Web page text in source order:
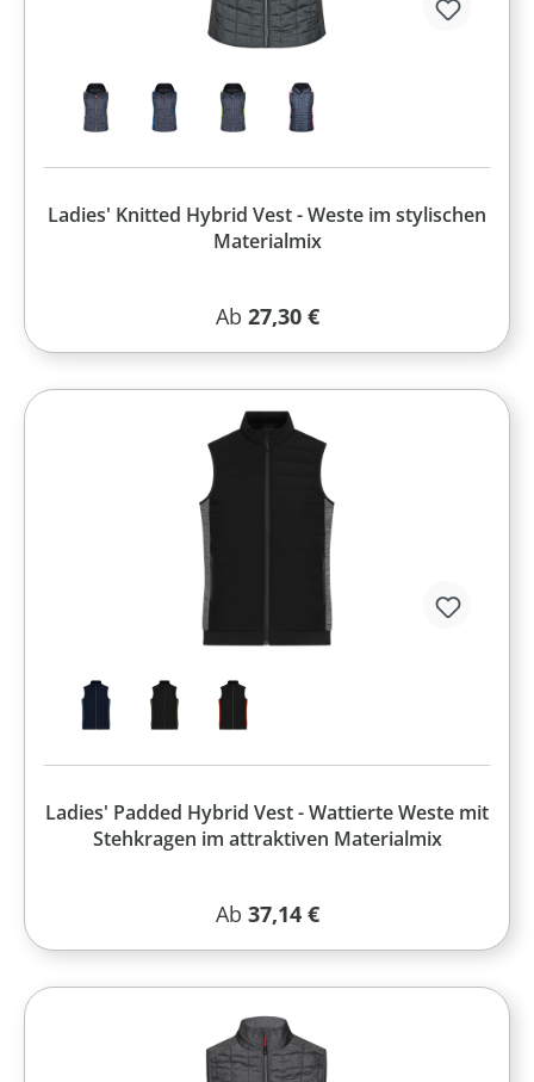
Ladies' Knitted Hybrid Vest - Weste im stylischen
Materialmix
Regulärer Preis:
Ab 27,30 €
Ladies' Padded Hybrid Vest - Wattierte Weste mit
Stehkragen im attraktiven Materialmix
Regulärer Preis:
Ab 37,14 €